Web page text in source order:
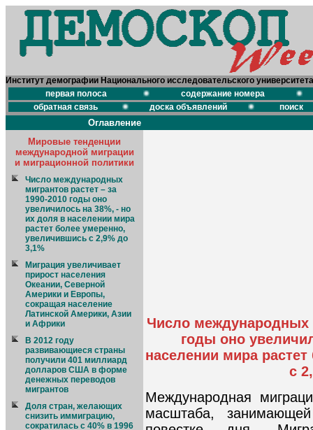
Институт демографии Национального исследовательского
первая полоса
содержание номера
обратная связь
доска объявлений поиск
Оглавление
Мировые тенденции
международной миграции
и миграционной политики
Число международных
мигрантов растет – за
1990-2010 годы оно
увеличилось на 38%, - но
их доля в населении мира
растет более умеренно,
увеличившись с 2,9% до
3,1%
Миграция увеличивает
прирост населения
Океании, Северной
Америки и Европы,
сокращая население
Латинской Америки, Азии
и Африки
В 2012 году
развивающиеся страны
получили 401 миллиард
долларов США в форме
денежных переводов
мигрантов
Доля стран, желающих
снизить иммиграцию,
сократилась с 40% в 1996
Число международных
годы оно
населении мира
с
Международная
масштаба,